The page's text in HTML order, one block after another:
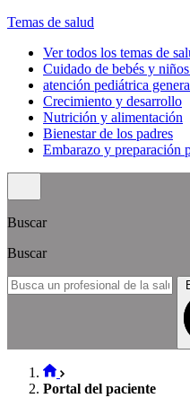
Temas de salud
Ver todos los temas de
Cuidado de bebés y
atención pediátrica
Crecimiento y desarrollo
Nutrición y alimentación
Bienestar de los padres
Embarazo y preparación
Buscar
Buscar
Portal del paciente